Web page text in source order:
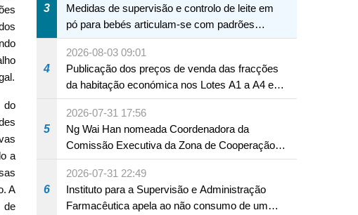
do
a
A
de
3
Medidas de supervisão e controlo de leite em
pó para bebés articulam-se com padrões
internacionais Serviços interdepartamentais
envidam esforços para assegurar a saúde dos
bebés e crianças, assim como a segurança
alimentar
4
2026-08-03 09:01
Publicação dos preços de venda das fracções
da habitação económica nos Lotes A1 a A4 e
A12 da Zona A dos Novos Aterros
5
2026-07-31 17:56
Ng Wai Han nomeada Coordenadora da
Comissão Executiva da Zona de Cooperação
Aprofundada entre Guangdong e Macau em
Hengqin
6
2026-07-31 22:49
Instituto para a Supervisão e Administração
Farmacêutica apela ao não consumo de um